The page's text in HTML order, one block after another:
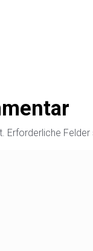
Erforderliche Felder